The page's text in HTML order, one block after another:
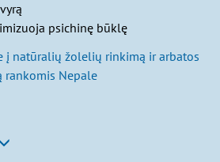
psichinę būklę
į natūralių žolelių rinkimą ir arbatos
rankomis Nepale